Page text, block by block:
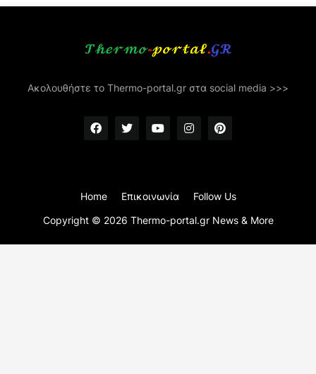
Ακολουθήστε το Thermo-portal.gr στα social media >>>
Copyright © 2026 Thermo-portal.gr News & More
Home Επικοινωνία Follow Us